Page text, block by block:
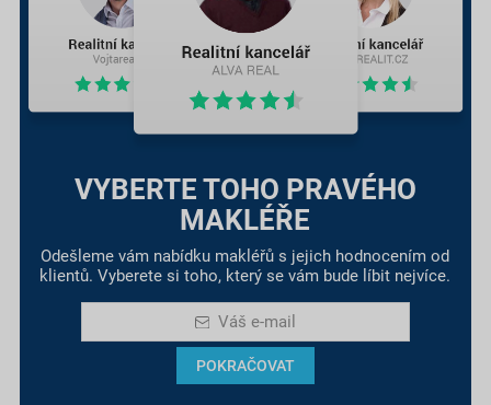
VYBERTE TOHO PRAVÉHO
MAKLÉŘE
Odešleme vám nabídku makléřů s jejich hodnocením od
klientů. Vyberete si toho, který se vám bude líbit nejvíce.
Váš e-mail
POKRAČOVAT